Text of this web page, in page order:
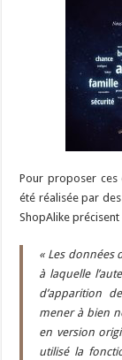
Pour proposer ces
été réalisée par
ShopAlike
« Les données
à laquelle
d’apparition
mener à bien
en version
utilisé la